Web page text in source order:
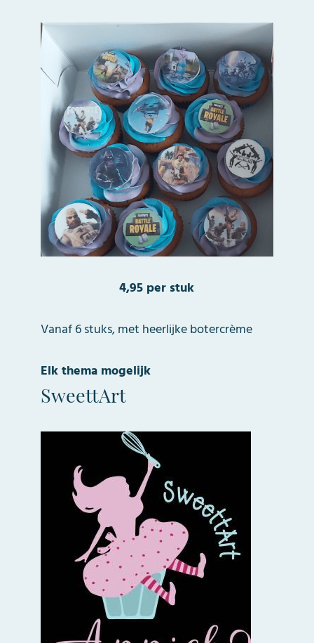
4,95 per stuk
Vanaf 6 stuks, met heerlijke botercrème
Elk thema mogelijk
SweettArt